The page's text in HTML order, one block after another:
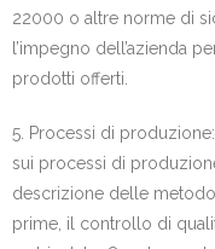
22000 o altre norme di
l’impegno dell’azienda
prodotti offerti.
5. Processi di
sui processi di
descrizione delle
prime, il controllo di